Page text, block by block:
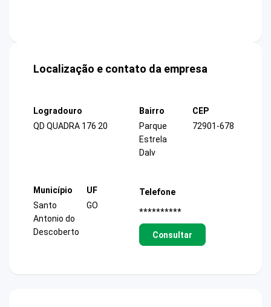
Localização e contato da empresa
Logradouro
QD QUADRA 176 20
Bairro
Parque
Estrela
Dalv
CEP
72901-678
Município
Santo
Antonio do
Descoberto
UF
GO
Telefone
**********
Consultar